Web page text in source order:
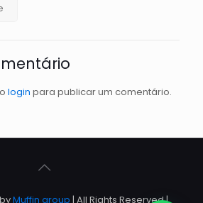
login para publicar um comentário.
Muffin group | All Rights Reserved |